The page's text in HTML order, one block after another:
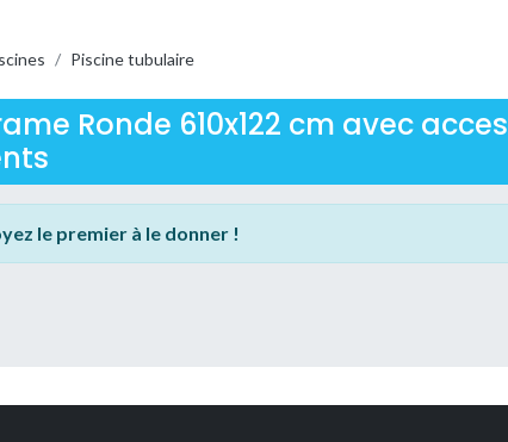
/ Piscine tubulaire
Ronde 610x122 cm avec
le premier à le donner !